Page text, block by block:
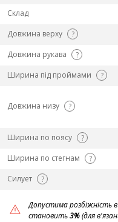
Склад
Довжина верху
?
Довжина рукава
?
Ширина під проймами
?
Довжина низу ?
Ширина по поясу
?
Ширина по стегнам
?
Силует
?
Допустима розбіжність
становить3%(для